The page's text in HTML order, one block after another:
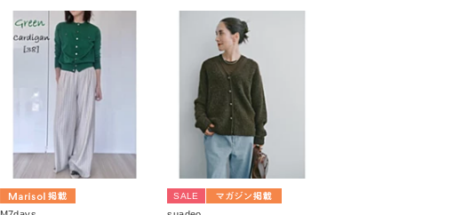
SALE